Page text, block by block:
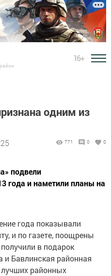
16+
одним из
771 0 0
подвели
года и наметили планы на
года показывали
и по газете, поощрены
в подарок
Бавлинская районная
лучших районных